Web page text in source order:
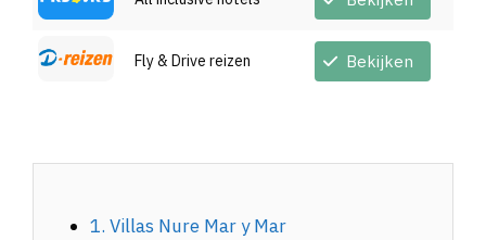
Fly & Drive reizen Bekijken
1. Villas Nure Mar y Mar